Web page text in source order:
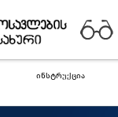
ინსტრუქცია